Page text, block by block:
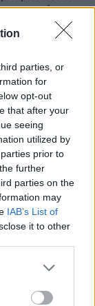
parties, or
for
opt-out
that after your
seeing
utilized by
prior to
further
parties on the
may
IAB’s List of
it to other
more Google
may click to
2,5
μετέβη
της. Ο
να
ώστε να
από τις
με